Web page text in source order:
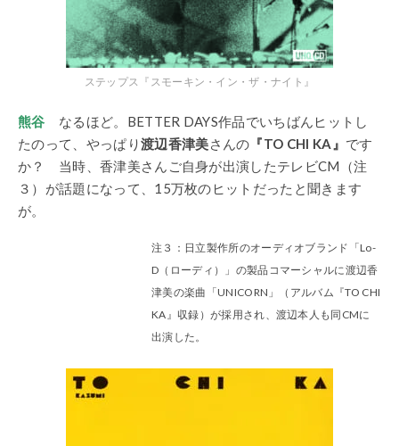
ステップス『スモーキン・イン・ザ・ナイト』
熊谷 なるほど。BETTER DAYS作品でいちばんヒットし
たのって、やっぱり渡辺香津美さんの 『TO CHI KA』 です
か？ 当時、香津美さんご自身が出演したテレビCM（注
３）が話題になって、15万枚のヒットだったと聞きます
が。
注３：日立製作所のオーディオブランド「Lo-
D（ローディ）」の製品コマーシャルに渡辺香
津美の楽曲「UNICORN」（アルバム『TO CHI
KA』収録）が採用され、渡辺本人も同CMに
出演した。